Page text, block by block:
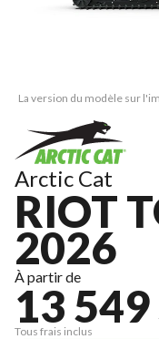
La version du modèle sur
Arctic Cat
RIOT
2026
À partir de
13 549
Tous frais inclus